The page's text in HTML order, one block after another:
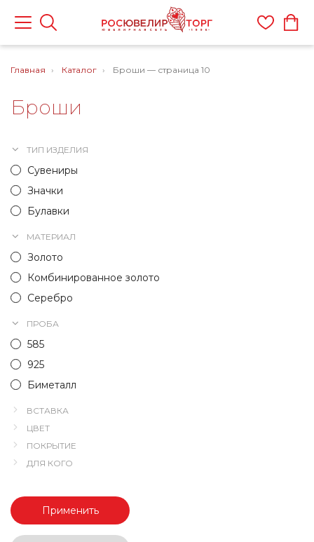
Главная Каталог Броши — страница 10
Броши
ТИП ИЗДЕЛИЯ
Сувениры
Значки
Булавки
МАТЕРИАЛ
Золото
Комбинированное золото
Серебро
ПРОБА
585
925
Биметалл
ВСТАВКА
ЦВЕТ
ПОКРЫТИЕ
ДЛЯ КОГО
Применить